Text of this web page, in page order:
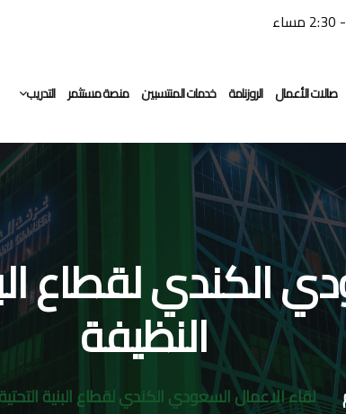
صالات الأعمال الروزنامة خدمات المنتسبين منصة مستثمر التدريب
التدريب النوعي
التوظيف
الكندي لقطاع
النظيفة
لقاء الاعمال السعودي الكندي لقطاع البنية